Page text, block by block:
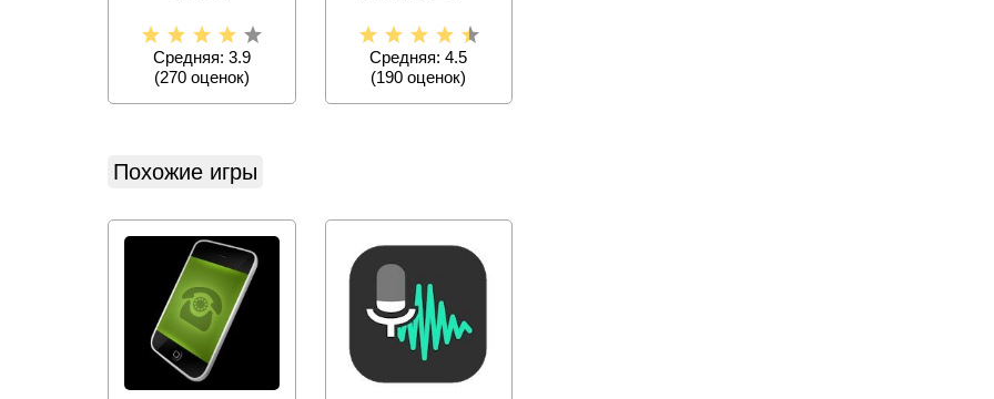
фотографий
простым и
Средняя: 3.9
(270оценок)
непростое.
Испытайте свои
силы в
Средняя: 4.5
(190 оценок)
Похожие игры